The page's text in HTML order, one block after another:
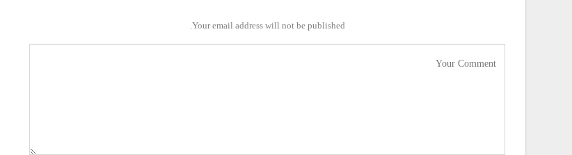
Your email address will not be published.